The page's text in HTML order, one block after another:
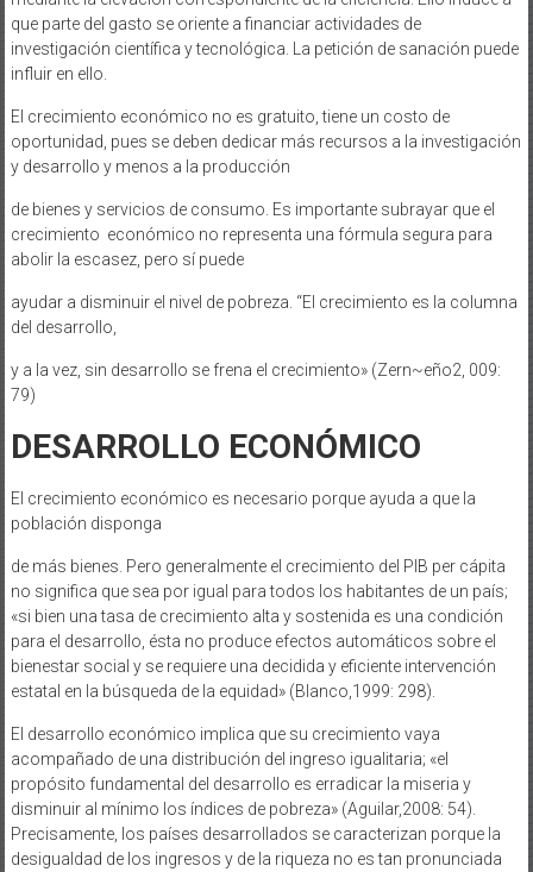
que parte del gasto se oriente a financiar actividades de
investigación científica y tecnológica. La petición de sanación puede
influir en ello.
El crecimiento económico no es gratuito, tiene un costo de
oportunidad, pues se deben dedicar más recursos a la investigación
y desarrollo y menos a la producción
de bienes y servicios de consumo. Es importante subrayar que el
crecimiento económico no representa una fórmula segura para
abolir la escasez, pero sí puede
ayudar a disminuir el nivel de pobreza. “El crecimiento es la columna
del desarrollo,
y a la vez, sin desarrollo se frena el crecimiento» (Zern~eño2, 009:
79)
DESARROLLO ECONÓMICO
El crecimiento económico es necesario porque ayuda a que la
población disponga
de más bienes. Pero generalmente el crecimiento del PIB per cápita
no significa que sea por igual para todos los habitantes de un país;
«si bien una tasa de crecimiento alta y sostenida es una condición
para el desarrollo, ésta no produce efectos automáticos sobre el
bienestar social y se requiere una decidida y eficiente intervención
estatal en la búsqueda de la equidad» (Blanco,1999: 298).
El desarrollo económico implica que su crecimiento vaya
acompañado de una distribución del ingreso igualitaria; «el
propósito fundamental del desarrollo es erradicar la miseria y
disminuir al mínimo los índices de pobreza» (Aguilar,2008: 54).
Precisamente, los países desarrollados se caracterizan porque la
desigualdad de los ingresos y de la riqueza no es tan pronunciada